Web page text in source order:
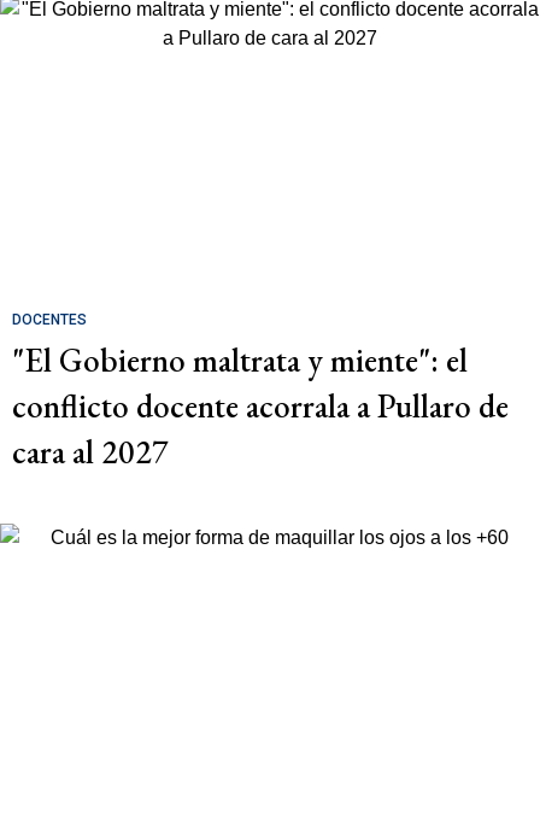
DOCENTES
"El Gobierno maltrata y miente": el
conflicto docente acorrala a Pullaro de
cara al 2027